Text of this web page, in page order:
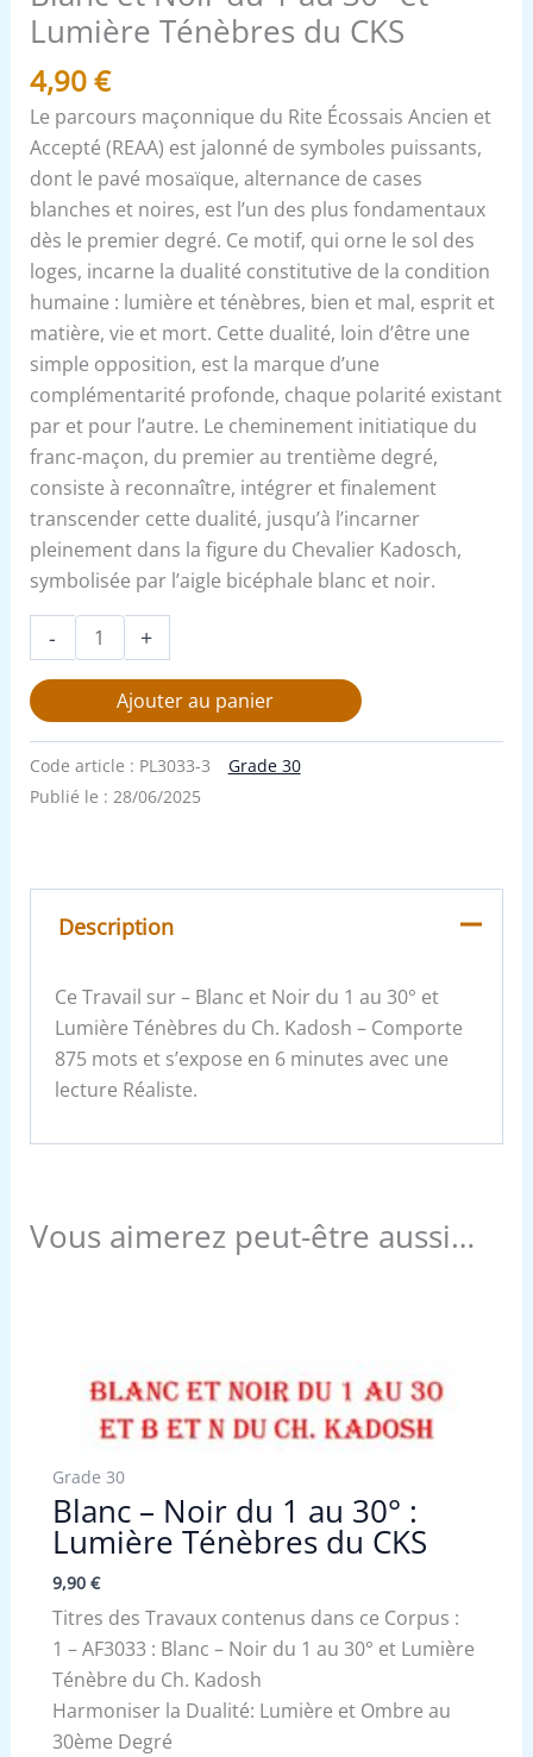
Lumière Ténèbres du CKS
4,90€
Le parcours maçonnique du Rite Écossais Ancien et
Accepté (REAA) est jalonné de symboles puissants,
dont le pavé mosaïque, alternance de cases
blanches et noires, est l’un des plus fondamentaux
dès le premier degré. Ce motif, qui orne le sol des
loges, incarne la dualité constitutive de la condition
humaine : lumière et ténèbres, bien et mal, esprit et
matière, vie et mort. Cette dualité, loin d’être une
simple opposition, est la marque d’une
complémentarité profonde, chaque polarité existant
par et pour l’autre. Le cheminement initiatique du
franc-maçon, du premier au trentième degré,
consiste à reconnaître, intégrer et finalement
transcender cette dualité, jusqu’à l’incarner
pleinement dans la figure du Chevalier Kadosch,
symbolisée par l’aigle bicéphale blanc et noir.
-
Ténèbres
du
CKS
+
Ajouter au panier
Code article : PL3033-3
Grade 30
Publié le : 28/06/2025
Description
Ce Travail sur – Blanc et Noir du 1 au 30° et
Lumière Ténèbres du Ch. Kadosh – Comporte
875 mots et s’expose en 6 minutes avec une
lecture Réaliste.
Vous aimerez peut-être aussi…
Grade 30
Blanc – Noir du 1 au 30° :
Lumière Ténèbres du CKS
9,90 €
Titres des Travaux contenus dans ce Corpus :
1 – AF3033 : Blanc – Noir du 1 au 30° et Lumière
Ténèbre du Ch. Kadosh
Harmoniser la Dualité: Lumière et Ombre au
30ème Degré